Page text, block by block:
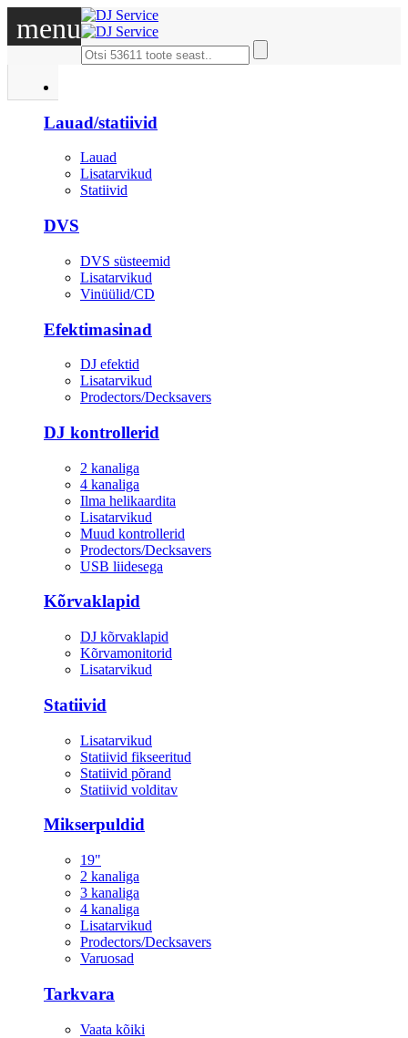
menu
Lauad/statiivid
Lauad
Lisatarvikud
Statiivid
DVS
DVS süsteemid
Lisatarvikud
Vinüülid/CD
Efektimasinad
DJ efektid
Lisatarvikud
Prodectors/Decksavers
DJ kontrollerid
2 kanaliga
4 kanaliga
Ilma helikaardita
Lisatarvikud
Muud kontrollerid
Prodectors/Decksavers
USB liidesega
Kõrvaklapid
DJ kõrvaklapid
Kõrvamonitorid
Lisatarvikud
Statiivid
Lisatarvikud
Statiivid fikseeritud
Statiivid põrand
Statiivid volditav
Mikserpuldid
19"
2 kanaliga
3 kanaliga
4 kanaliga
Lisatarvikud
Prodectors/Decksavers
Varuosad
Tarkvara
Vaata kõiki